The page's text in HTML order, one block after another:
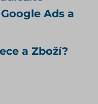
Ads a
a Zboží?